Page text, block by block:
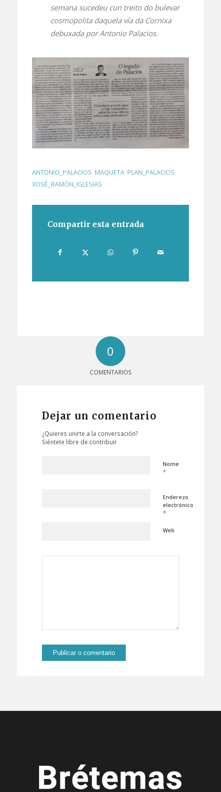
semana sucedeu cun treito do bulevar
cosmopolita daquela vía da Cornixa
debuxada por Antonio Palacios.
ANTONIO_PALACIOS MAQUETA, PLAN_PALACIOS
XOSÉ_RAMÓN_IGLESIAS
Compartir esta entrada
0
COMENTARIOS
Dejar un comentario
¿Quieres unirte a la conversación?
Siéntete libre de contribuir
Nome
*
Enderezo
electrónico
*
Web